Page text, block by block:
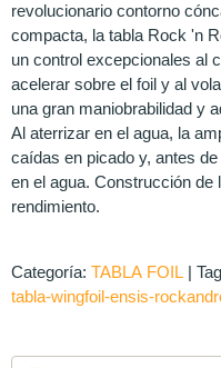
revolucionario contorno
compacta, la tabla Rock 'n
un control excepcionales al
acelerar sobre el foil y al
una gran maniobrabilidad y
Al aterrizar en el agua, la
caídas en picado y, antes
en el agua. Construcción de
rendimiento.
Categoría: TABLA FOIL |
tabla-wingfoil-ensis-